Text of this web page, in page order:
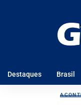
Destaques Brasil